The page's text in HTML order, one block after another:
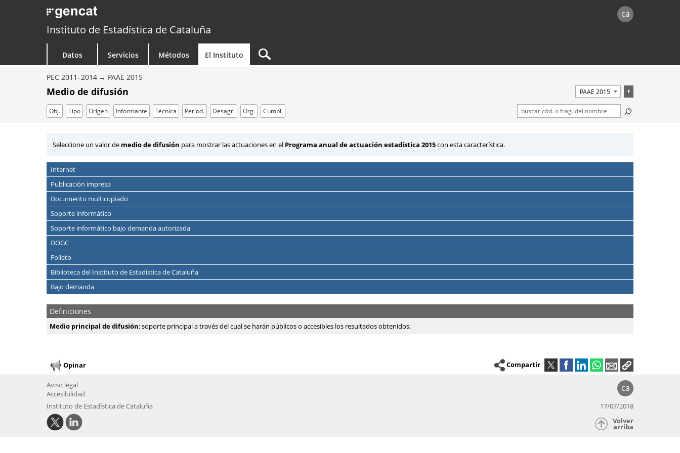
ca
Instituto de Estadística de Cataluña
Datos Servicios Métodos El Instituto
PEC 2011–2014 PAAE 2015
Medio de difusión
Obj. Tipo Origen Informante Técnica Period. Desagr. Org. Cumpl.
Seleccione un valor de medio de difusión para mostrar las actuaciones en el Programa anual de actuación estadística 2015con esta característica.
Internet
Publicación impresa
Documento multicopiado
Soporte informático
Soporte informático bajo demanda autorizada
DOGC
Folleto
Biblioteca del Instituto de Estadística de Cataluña
Bajo demanda
Definiciones
Medio principal de difusión: soporte principal a través del cual se harán públicos o accesibles los resultados obtenidos.
Opinar Compartir
ca
Aviso legal
Accesibilidad
Instituto de Estadística de Cataluña
17/07/2018
Volver
arriba